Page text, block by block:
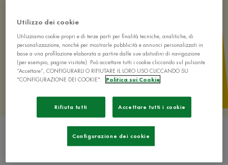
Utilizzo dei cookie
Utilizziamo cookie propri e di terze parti per finalità tecniche, analitiche, di
personalizzazione, nonché per mostrarle pubblicità e annunci personalizzati in
base a una profilazione elaborata a partire dalle sue abitudini di navigazione
(per esempio, pagine visitate). Può accettare tutti i cookie cliccando sul pulsante
“Accettare”, CONFIGURARLI O RIFIUTARE IL LORO USO CLICCANDO SU
"CONFIGURAZIONE DEI COOKIE".
Politica sui Cookie
Rifiuta tutti Accettare tutti i cookie
Configurazione dei cookie